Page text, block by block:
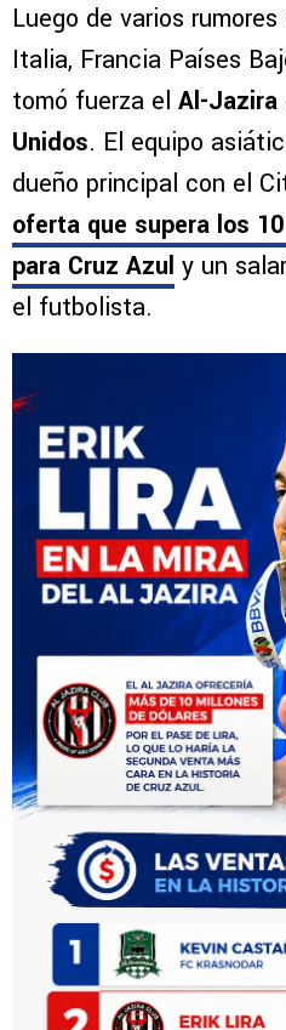
Luego de varios
Italia, Francia Países
tomó fuerza el Al-Jazira
Unidos. El equipo
dueño principal con el
oferta que supera los
para Cruz Azul y un
el futbolista.